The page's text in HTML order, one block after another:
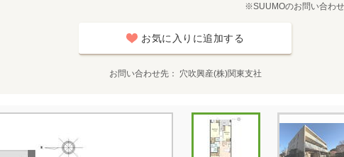
※SUUMOのお問い合わ
お気に入りに追加する
お問い合わせ先 穴吹興産(株)関東支社